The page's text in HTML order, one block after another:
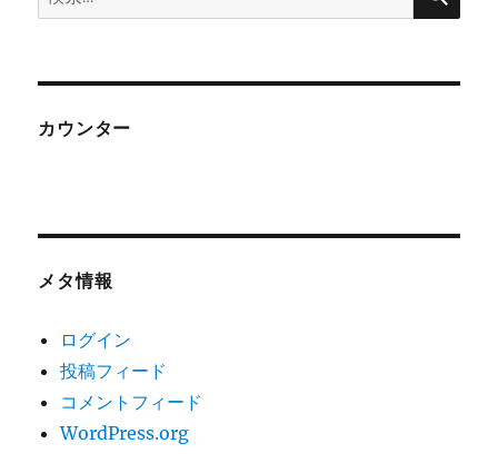
索:
カウンター
メタ情報
ログイン
投稿フィード
コメントフィード
WordPress.org